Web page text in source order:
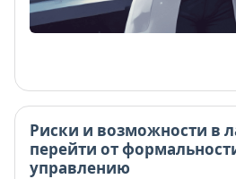
Риски и возможности в
перейти от
управлению